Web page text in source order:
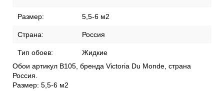
Размер: 5,5-6 м2
Страна: Россия
Тип обоев:
Жидкие
Обои артикул В105, бренда Victoria Du Monde, страна
Россия.
Размер: 5,5-6 м2